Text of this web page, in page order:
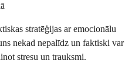
stratēģijas ar emocionālu
nekad nepalīdz un faktiski var
stresu un trauksmi.